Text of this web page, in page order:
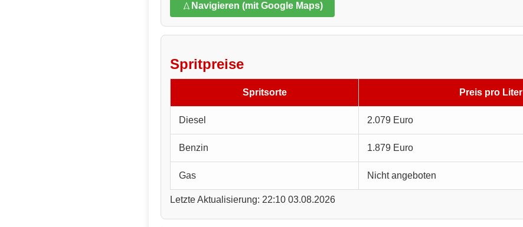
Navigieren (mit Google Maps)
Spritpreise
Spritsorte Preis pro Liter
Diesel 2.079 Euro
Benzin 1.879 Euro
Gas Nicht angeboten
Letzte Aktualisierung: 22:10 03.08.2026